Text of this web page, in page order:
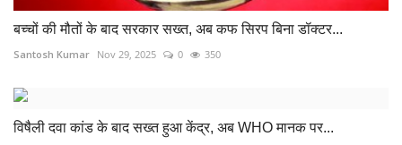
बच्चों की मौतों के बाद सरकार सख्त, अब कफ सिरप बिना डॉक्टर...
Santosh Kumar Nov 29, 2025 0 350
विषैली दवा कांड के बाद सख्त हुआ केंद्र, अब WHO मानक पर...